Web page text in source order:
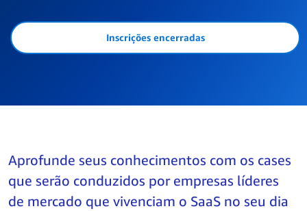
Inscrições encerradas
Aprofunde seus conhecimentos com os cases
que serão conduzidos por empresas líderes
de mercado que vivenciam o SaaS no seu dia